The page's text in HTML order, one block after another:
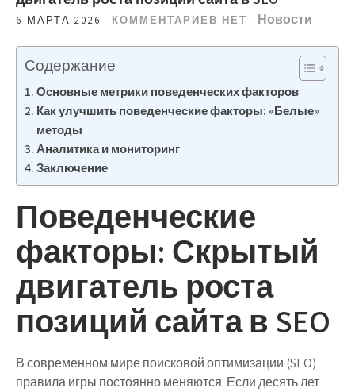
6 МАРТА 2026 КОММЕНТАРИЕВ НЕТ Новости
Содержание
Основные метрики поведенческих факторов
Как улучшить поведенческие факторы: «Белые»
методы
Аналитика и мониторинг
Заключение
Поведенческие
факторы: Скрытый
двигатель роста
позиций сайта в SEO
В современном мире поисковой оптимизации (SEO)
правила игры постоянно меняются. Если десять лет